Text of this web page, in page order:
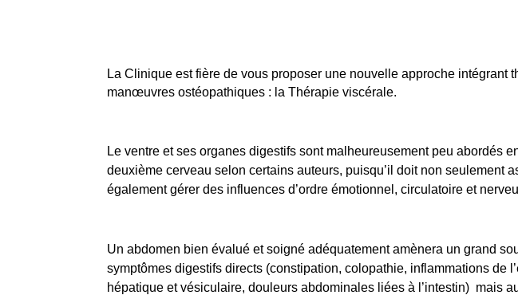
La Clinique est fière de vous proposer une nouvelle approche intégrant
manœuvres ostéopathiques : la Thérapie viscérale.
Le ventre et ses organes digestifs sont malheureusement peu abordés
deuxième cerveau selon certains auteurs, puisqu’il doit non seulement
également gérer des influences d’ordre émotionnel, circulatoire et
Un abdomen bien évalué et soigné adéquatement amènera un grand
symptômes digestifs directs (constipation, colopathie, inflammations de
hépatique et vésiculaire, douleurs abdominales liées à l’intestin) mais